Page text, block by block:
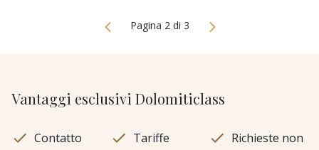
Pagina 2 di 3
Vantaggi esclusivi Dolomiticlass
Contatto
Tariffe
Richieste non